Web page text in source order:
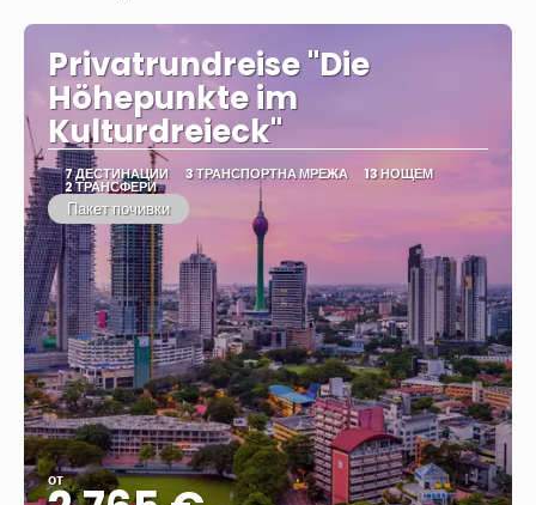
Privatrundreise "Die
Höhepunkte im
Kulturdreieck"
7 ДЕСТИНАЦИИ 3 ТРАНСПОРТНА МРЕЖА 13 НОЩЕМ
2 ТРАНСФЕРИ
Пакет почивки
от